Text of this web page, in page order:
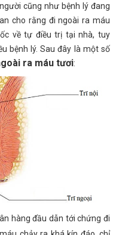
cũng như bệnh lý đang
cho rằng đi ngoài ra máu
về tự điều trị tại nhà, tuy
bệnh lý. Sau đây là một số
ra máu tươi:
hàng đầu dẫn tới chứng đi